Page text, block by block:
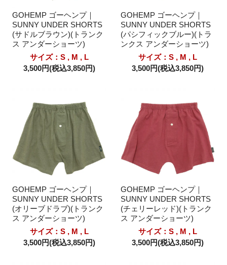
GOHEMP ゴーヘンプ｜
SUNNY UNDER SHORTS
(サドルブラウン)(トランク
ス アンダーショーツ)
サイズ：S , M , L
3,500円(税込3,850円)
GOHEMP ゴーヘンプ｜
SUNNY UNDER SHORTS
(パシフィックブルー)(トラ
ンクス アンダーショーツ)
サイズ：S , M , L
3,500円(税込3,850円)
GOHEMP ゴーヘンプ｜
SUNNY UNDER SHORTS
(オリーブドラブ)(トランク
ス アンダーショーツ)
サイズ：S , M , L
3,500円(税込3,850円)
GOHEMP ゴーヘンプ｜
SUNNY UNDER SHORTS
(チェリーレッド)(トランク
ス アンダーショーツ)
サイズ：S , M , L
3,500円(税込3,850円)